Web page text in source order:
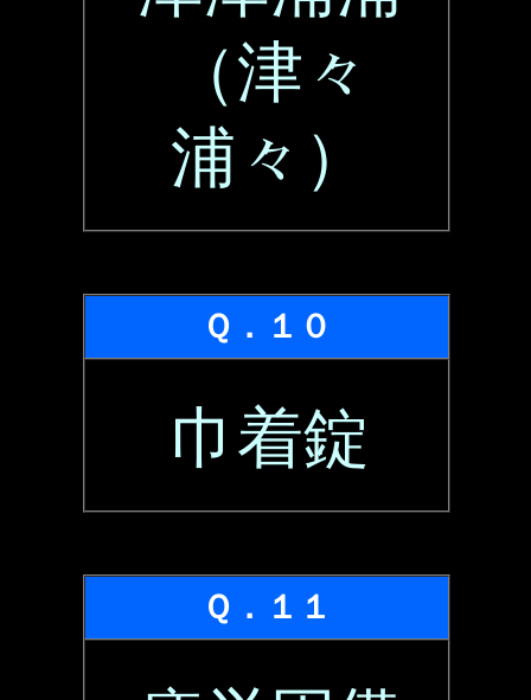
（津々
浦々）
Ｑ．１０
巾着錠
Ｑ．１１